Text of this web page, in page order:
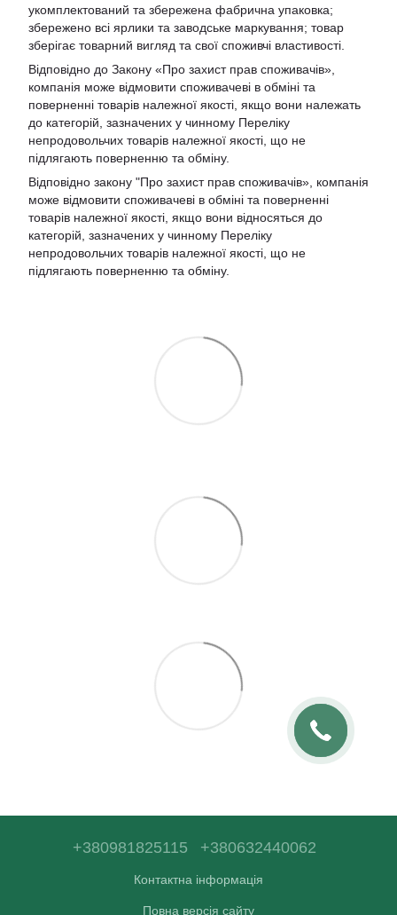
укомплектований та збережена фабрична упаковка;
збережено всі ярлики та заводське маркування; товар
зберігає товарний вигляд та свої споживчі властивості.
Відповідно до Закону «Про захист прав споживачів»,
компанія може відмовити споживачеві в обміні та
поверненні товарів належної якості, якщо вони належать
до категорій, зазначених у чинному Переліку
непродовольчих товарів належної якості, що не
підлягають поверненню та обміну.
Відповідно закону "Про захист прав споживачів» , компанія
може відмовити споживачеві в обміні та поверненні
товарів належної якості, якщо вони відносяться до
категорій, зазначених у чинному Переліку
непродовольчих товарів належної якості, що не
підлягають поверненню та обміну.
+380981825115 +380632440062
Контактна інформація
Повна версія сайту